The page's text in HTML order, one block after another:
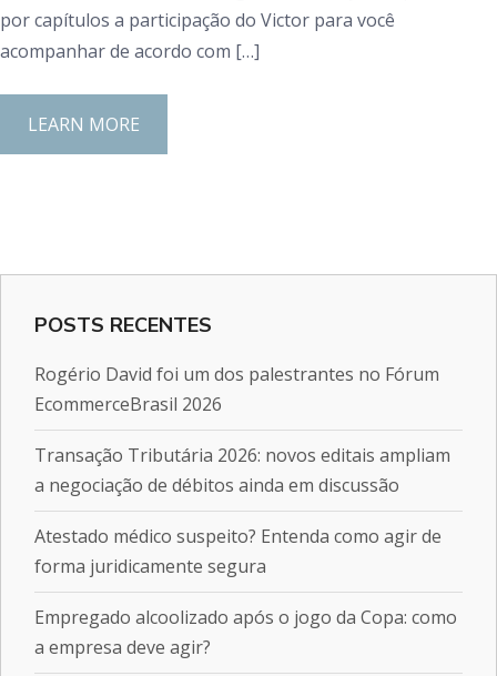
por capítulos a participação do Victor para você
acompanhar de acordo com […]
LEARN MORE
POSTS RECENTES
Rogério David foi um dos palestrantes no Fórum
EcommerceBrasil 2026
Transação Tributária 2026: novos editais ampliam
a negociação de débitos ainda em discussão
Atestado médico suspeito? Entenda como agir de
forma juridicamente segura
Empregado alcoolizado após o jogo da Copa: como
a empresa deve agir?